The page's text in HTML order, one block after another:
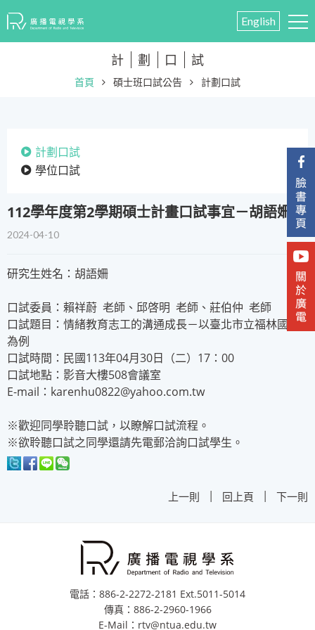
English
計 劃 口 試
首頁 碩士班口試公告 計劃口試
計劃口試
學位口試
​112學年度第2學期碩士計畫口試事宜－胡語姍
2024-04-10
研究生姓名：胡語姍
口試委員：賴祥蔚 老師、邱啓明 老師、莊伯仲 老師
口試題目：情緒教育志工的溝通成長－以臺北市立福林國小
為例
口試時間：民國113年04月30日（二）17：00
口試地點：影音大樓508會議室
E-mail：karenhu0822@yahoo.com.tw
※歡迎同學聆聽口試，以瞭解口試流程。
※欲聆聽口試之同學還請先電郵洽詢口試學生。
上一則 | 回上頁 | 下一則
電話：886-2-2272-2181 Ext.5011-5014
傳真：886-2-2960-1966
E-Mail：rtv@ntua.edu.tw